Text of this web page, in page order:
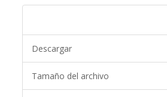
Descargar
Tamaño del archivo